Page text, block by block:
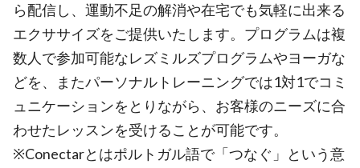
ら配信し、運動不足の解消や在宅でも気軽に出来る
エクササイズをご提供いたします。プログラムは複
数人で参加可能なレズミルズプログラムやヨーガな
どを、またパーソナルトレーニングでは1対1でコミ
ュニケーションをとりながら、お客様のニーズに合
わせたレッスンを受けることが可能です。
※Conectarとはポルトガル語で「つなぐ」という意